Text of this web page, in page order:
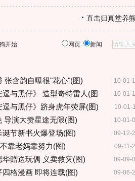
直击归真堂养
开始 网页 新闻
10-01-
张含韵自曝很"花心"(图)
10-01-
与黑仔》 造型奇特雷人(图
10-01-
逗与黑仔》跻身虎年荧屏(图)
10-01-
导演大赞星途无限(图)
09-12-
节新书火爆登场(图)
09-11-
靠老妈靠努力(图)
09-09-
赠送玩偶 义卖救灾(图)
09-06-
格漫画 即将连载(图)